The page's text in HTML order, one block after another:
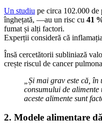
Un studiu pe circa 102.000
înghețată, —au un risc cu 41
fumat și alți factori.
Experții consideră că
Însă cercetătorii subliniază
crește riscul de cancer
„Și mai grav este că,
consumului de
aceste alimente sunt
2. Modele alimentare